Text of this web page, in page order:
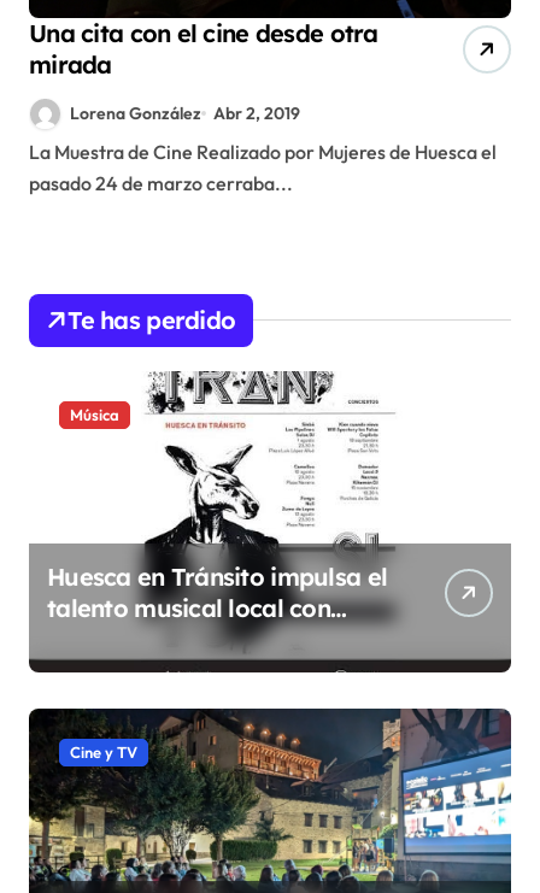
Una cita con el cine desde otra
mirada
Lorena González Abr 2, 2019
La Muestra de Cine Realizado por Mujeres de Huesca el
pasado 24 de marzo cerraba...
Te has perdido
Música
Huesca en Tránsito impulsa el
talento musical local con
conciertos durante todo 2026
Cine y TV